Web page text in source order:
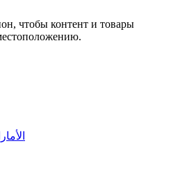
чтобы контент и товары